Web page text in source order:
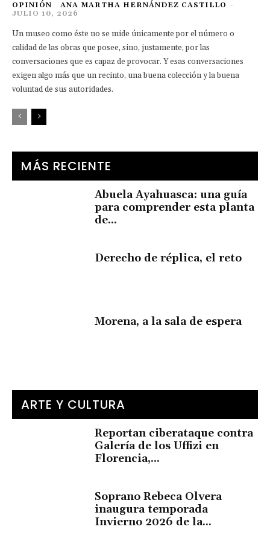
OPINIÓN ANA MARTHA HERNÁNDEZ CASTILLO -
JULIO 10, 2026
Un museo como éste no se mide únicamente por el número o
calidad de las obras que posee, sino, justamente, por las
conversaciones que es capaz de provocar. Y esas conversaciones
exigen algo más que un recinto, una buena colección y la buena
voluntad de sus autoridades.
MÁS RECIENTE
Abuela Ayahuasca: una guía
para comprender esta planta
de...
Derecho de réplica, el reto
Morena, a la sala de espera
ARTE Y CULTURA
Reportan ciberataque contra
Galería de los Uffizi en
Florencia,...
Soprano Rebeca Olvera
inaugura temporada
Invierno 2026 de la...